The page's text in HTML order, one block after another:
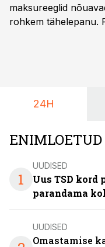
maksureeglid
rohkem tähelepanu.
24H
ENIMLOETUD
1
UUDISED
Uus TSD kord
parandama
UUDISED
Omastamise